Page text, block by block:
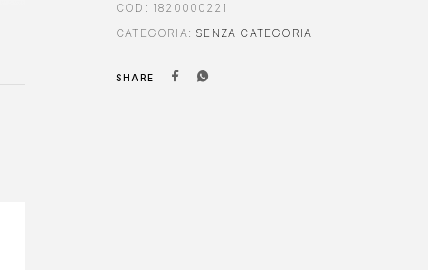
COD: 1820000221
CATEGORIA: SENZA CATEGORIA
SHARE